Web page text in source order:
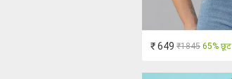
₹ 649 ₹1845 65% छूट